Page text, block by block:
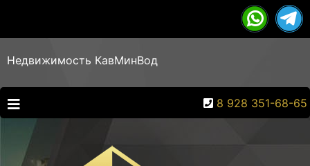
Недвижимость КавМинВод
8 928 351-68-65